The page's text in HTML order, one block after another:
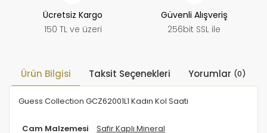
Ücretsiz Kargo
150 TL ve üzeri
Güvenli Alışveriş
256bit SSL ile
Ürün Bilgisi Taksit Seçenekleri Yorumlar (0)
Guess Collection GCZ62001L1 Kadın Kol Saati
Cam Malzemesi Safir Kaplı Mineral